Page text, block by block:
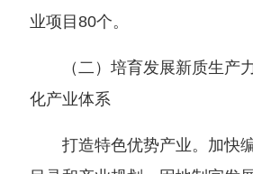
业项目80个。
（二）培育发展新质生产
化产业体系
打造特色优势产业。加快